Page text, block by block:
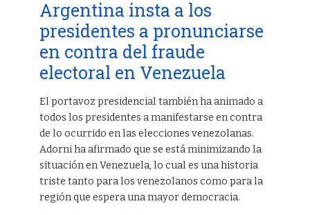
Argentina insta a los
presidentes a pronunciarse
en contra del fraude
electoral en Venezuela
El portavoz presidencial también ha animado a
todos los presidentes a manifestarse en contra
de lo ocurrido en las elecciones venezolanas.
Adorni ha afirmado que se está minimizando la
situación en Venezuela, lo cual es una historia
triste tanto para los venezolanos como para la
región que espera una mayor democracia.